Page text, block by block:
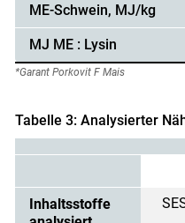
ME-Schwein, MJ/kg
MJ ME : Lysin
*Garant Porkovit F Mais
Tabelle 3: Analysierter
Inhaltsstoffe